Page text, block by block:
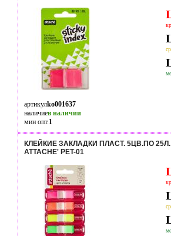
артикулko001637
наличиев наличии
мин опт.1
КЛЕЙКИЕ ЗАКЛАДКИ ПЛАСТ. 5ЦВ.ПО
ATTACHE' PET-01